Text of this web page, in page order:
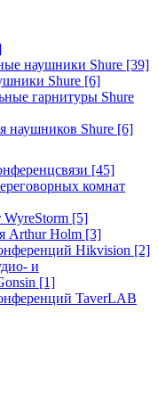
наушники Shure [39]
Shure [6]
гарнитуры Shure
наушников Shure [6]
[45]
комнат
[5]
Arthur Holm [3]
Hikvision [2]
и
[1]
TaverLAB